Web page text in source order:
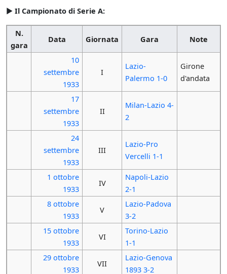
► Il Campionato di Serie A:
N.
gara
Data Giornata Gara Note
10
settembre
1933
I
Lazio-
Palermo 1-0
Girone
d'andata
17
settembre
1933
II
Milan-Lazio 4-
2
24
settembre
1933
III
Lazio-Pro
Vercelli 1-1
1 ottobre
1933
IV
Napoli-Lazio
2-1
8 ottobre
1933
V
Lazio-Padova
3-2
15 ottobre
1933
VI
Torino-Lazio
1-1
29 ottobre
1933
VII
Lazio-Genova
1893 3-2